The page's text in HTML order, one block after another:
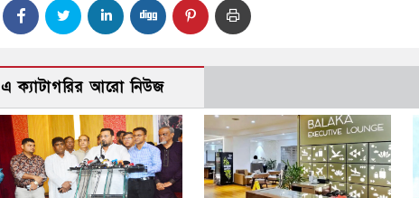
এ ক্যাটাগরির আরো নিউজ